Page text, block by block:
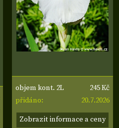
objem kont. 2L
245 Kč
přidáno:
20.7.2026
Zobrazit informace a ceny